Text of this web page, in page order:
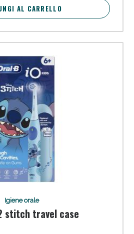
AL CARRELLO
Igiene orale
stitch travel case